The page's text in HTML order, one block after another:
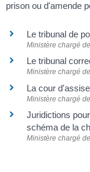
prison ou d'amende
Le tribunal de
Ministère chargé
Le tribunal
Ministère chargé
La cour
Ministère chargé
Juridictions
schéma de la
Ministère chargé